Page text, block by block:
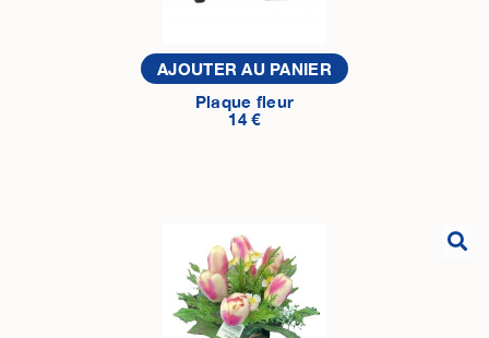
AJOUTER AU PANIER
Plaque fleur
14 €